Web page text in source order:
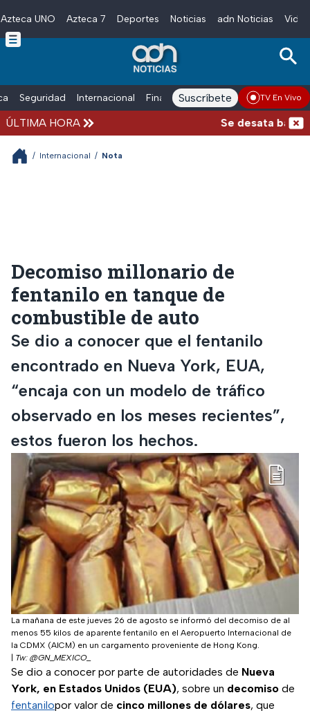
Skip to main content
Azteca UNO Azteca 7 Deportes Noticias adn Noticias
Seguridad Internacional Finanzas adn Noticias Radio
Suscríbete TV En Vivo
ÚLTIMA HORA Se desata
/ Internacional / Nota
Decomiso millonario de
fentanilo en tanque de
combustible de auto
Se dio a conocer que el fentanilo
encontrado en Nueva York, EUA,
“encaja con un modelo de tráfico
observado en los meses recientes”,
estos fueron los hechos.
La mañana de este jueves 26 de agosto se informó del decomiso de al
menos 55 kilos de aparente fentanilo en el Aeropuerto Internacional de
la CDMX (AICM) en un cargamento proveniente de Hong Kong.
Tw: @GN_MEXICO_
Se dio a conocer por parte de autoridades de Nueva
York, en Estados Unidos (EUA), sobre un decomiso de
fentanilopor valor de cinco millones de dólares, que